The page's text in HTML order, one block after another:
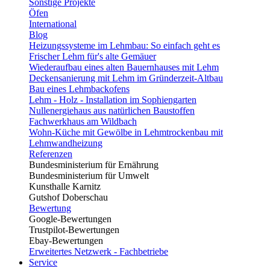
Sonstige Projekte
Öfen
International
Blog
Heizungssysteme im Lehmbau: So einfach geht es
Frischer Lehm für's alte Gemäuer
Wiederaufbau eines alten Bauernhauses mit Lehm
Deckensanierung mit Lehm im Gründerzeit-Altbau
Bau eines Lehmbackofens
Lehm - Holz - Installation im Sophiengarten
Nullenergiehaus aus natürlichen Baustoffen
Fachwerkhaus am Wildbach
Wohn-Küche mit Gewölbe in Lehmtrockenbau mit
Lehmwandheizung
Referenzen
Bundesministerium für Ernährung
Bundesministerium für Umwelt
Kunsthalle Karnitz
Gutshof Doberschau
Bewertung
Google-Bewertungen
Trustpilot-Bewertungen
Ebay-Bewertungen
Erweitertes Netzwerk - Fachbetriebe
Service